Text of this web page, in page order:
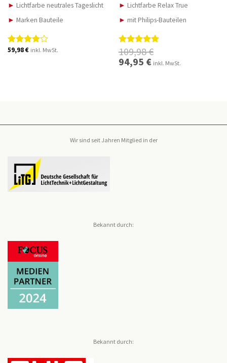
► Lichtfarbe neutrales Tageslicht
► Marken Bauteile
Bewertet
59,98€ inkl. MwSt.
► Lichtfarbe Relax True
► mit Philips-Bauteilen
Bewertet
mit 5.00
von 5
109,98€
Ursprünglicher
Preis
94,95 €Aktueller
Preis
inkl. MwSt.
Wir sind seit Jahren Mitglied in der
Bekannt durch:
Bekannt durch: